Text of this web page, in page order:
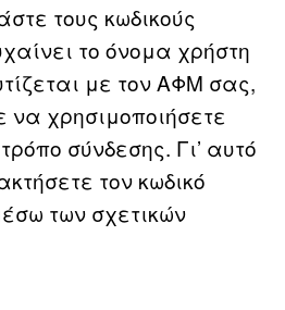
τους κωδικούς
το όνομα χρήστη
με τον ΑΦΜ σας,
να χρησιμοποιήσετε
σύνδεσης. Γι’ αυτό
τον κωδικό
των σχετικών